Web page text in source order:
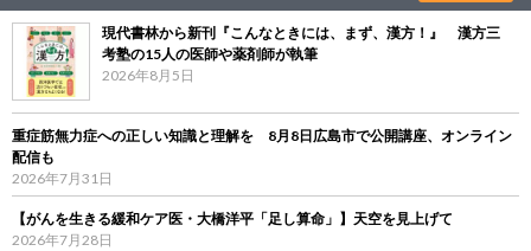
現代書林から新刊『こんなときには、まず、漢方！』 漢方三
考塾の15人の医師や薬剤師が執筆
2026年8月5日
重症筋無力症への正しい知識と理解を 8月8日広島市で公開講座、オンライン
配信も
2026年7月31日
【がんを生きる緩和ケア医・大橋洋平「足し算命」】天空を見上げて
2026年7月28日